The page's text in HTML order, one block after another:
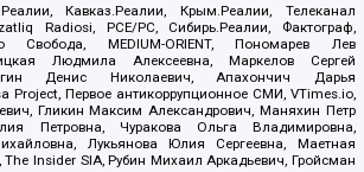
Кавказ.Реалии, Крым.Реалии, Телеканал
Radiosi, PCE/PC, Сибирь.Реалии, Фактограф,
Свобода, MEDIUM-ORIENT, Пономарев Лев
Людмила Алексеевна, Маркелов Сергей
Денис Николаевич, Апахончич Дарья
Project, Первое антикоррупционное СМИ, VTimes.io,
Гликин Максим Александрович, Маняхин Петр
Петровна, Чуракова Ольга Владимировна,
Лукьянова Юлия Сергеевна, Маетная
The Insider SIA, Рубин Михаил Аркадьевич, Гройсман